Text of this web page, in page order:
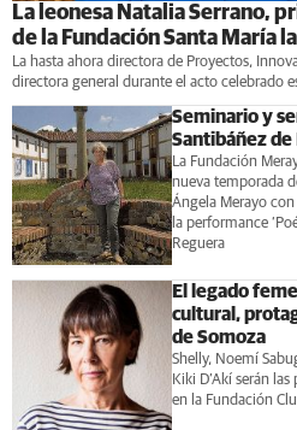
La leonesa Natalia Serrano,
de la Fundación Santa María la
La hasta ahora directora de Proyectos,
directora general durante el acto celebrado
Seminario y
Santibáñez de
La Fundación
nueva temporada
Ángela Merayo con
la performance
Reguera
El legado
cultural,
de Somoza
Shelly, Noemí
Kiki D’Akí serán
en la Fundación